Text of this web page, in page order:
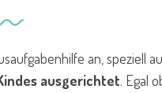
an, speziell
ausgerichtet. Egal